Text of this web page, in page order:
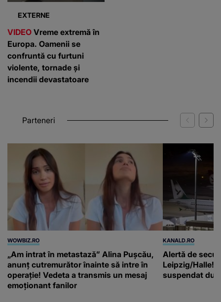
EXTERNE
VIDEO Vreme extremă în
Europa. Oamenii se
confruntă cu furtuni
violente, tornade și
incendii devastatoare
Parteneri
WOWBIZ.RO
„Am intrat în metastază” Alina Pușcău,
anunț cutremurător înainte să intre în
operație! Vedeta a transmis un mesaj
emoționant fanilor
KANALD.RO
Alertă de
Leipzig/Halle!
suspendat